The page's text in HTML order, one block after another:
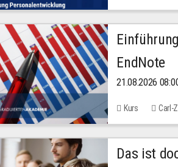
EndNote
21.08.2026
Kurs Carl-
Das ist